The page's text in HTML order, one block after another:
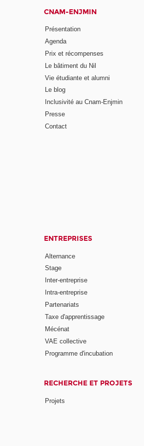
CNAM-ENJMIN
Présentation
Agenda
Prix et récompenses
Le bâtiment du Nil
Vie étudiante et alumni
Le blog
Inclusivité au Cnam-Enjmin
Presse
Contact
ENTREPRISES
Alternance
Stage
Inter-entreprise
Intra-entreprise
Partenariats
Taxe d'apprentissage
Mécénat
VAE collective
Programme d'incubation
RECHERCHE ET PROJETS
Projets